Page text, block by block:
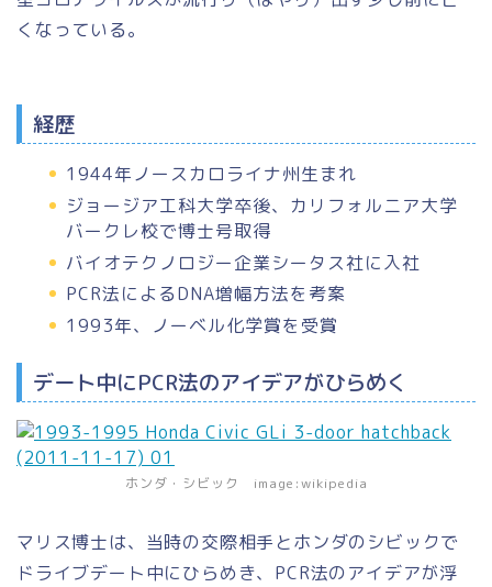
くなっている。
経歴
1944年ノースカロライナ州生まれ
ジョージア工科大学卒後、カリフォルニア大学
バークレ校で博士号取得
バイオテクノロジー企業シータス社に入社
PCR法によるDNA増幅方法を考案
1993年、ノーベル化学賞を受賞
デート中にPCR法のアイデアがひらめく
ホンダ・シビック image:wikipedia
マリス博士は、当時の交際相手とホンダのシビックで
ドライブデート中にひらめき、PCR法のアイデアが浮